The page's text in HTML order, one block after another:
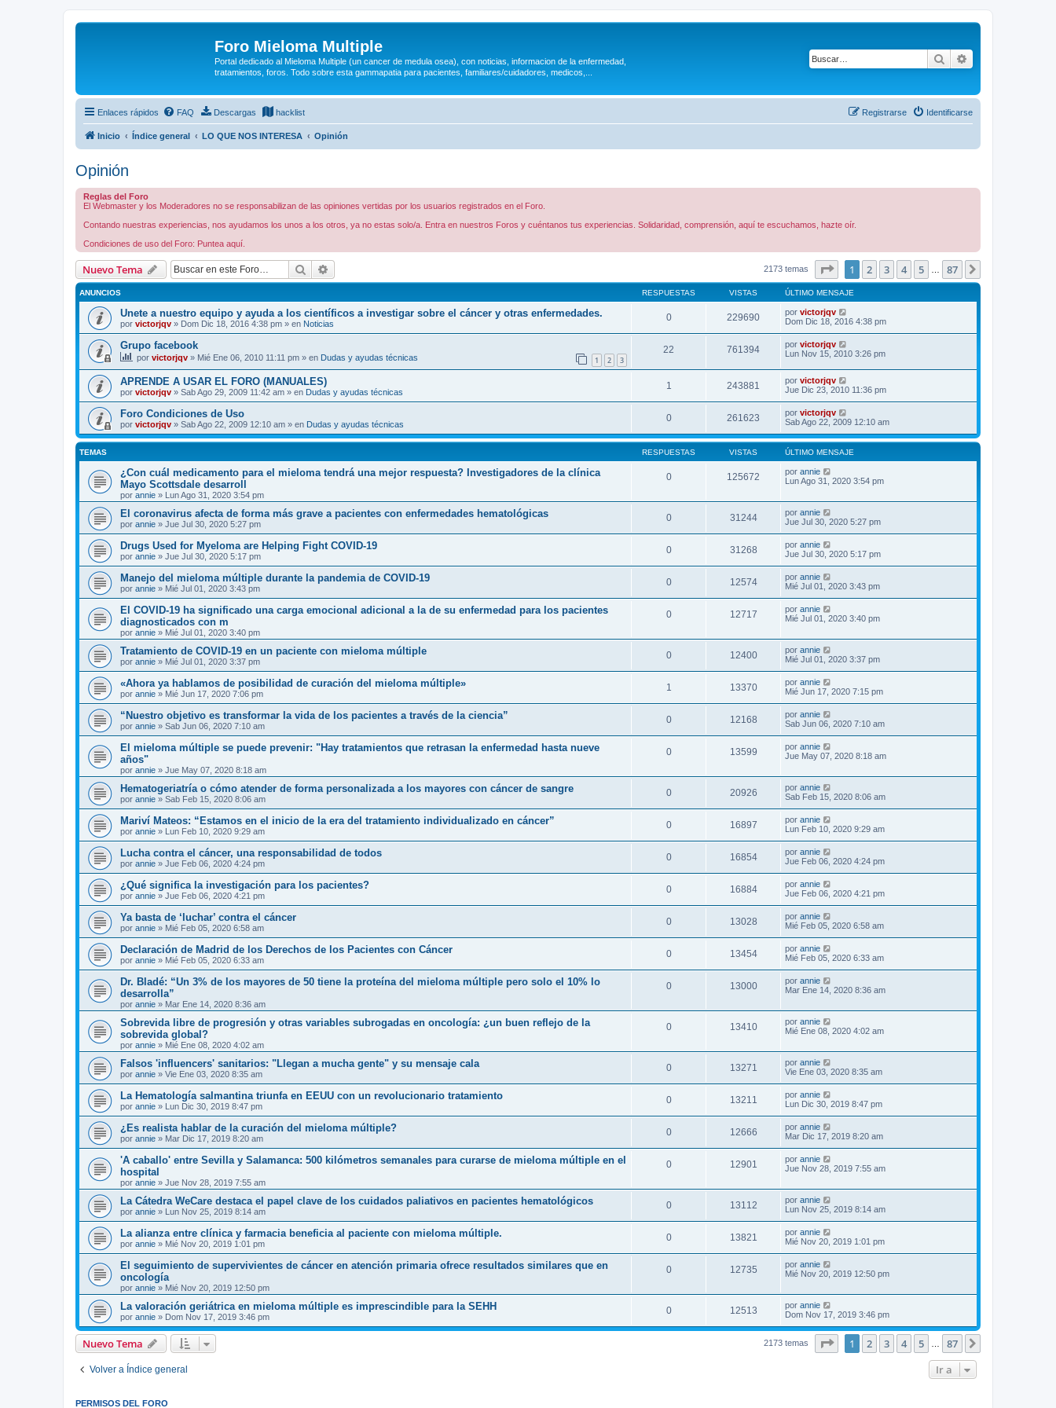
Foro Mieloma Multiple
Portal dedicado al Mieloma Multiple (un cancer de medula osea), con noticias, informacion de la enfermedad,
tratamientos, foros. Todo sobre esta gammapatia para pacientes, familiares/cuidadores, medicos,...
Buscar
Enlaces rápidos FAQ Descargas hacklist Identificarse
Registrarse
Inicio Índice general LO QUE NOS INTERESA Opinión
Opinión
Reglas del Foro
El Webmaster y los Moderadores no se responsabilizan de las opiniones vertidas por los usuarios registrados en el Foro.
Contando nuestras experiencias, nos ayudamos los unos a los otros, ya no estas solo/a. Entra en nuestros Foros y cuéntanos tus experiencias. Solidaridad, comprensión, aquí te escuchamos, hazte oír.
Condiciones de uso del Foro: Puntea aquí.
Nuevo Tema Buscar 2173 temas Página1 de 87
1 2 3 4 5 87
ANUNCIOS RESPUESTAS VISTAS ÚLTIMO MENSAJE
Unete a nuestro equipo y ayuda a los científicos a investigar sobre el cáncer y otras enfermedades.
por victorjqv » Dom Dic 18, 2016 4:38 pm » en Noticias
0 229690 por victorjqv
Dom Dic 18, 2016 4:38 pm
Grupo facebook
por victorjqv » Mié Ene 06, 2010 11:11 pm » en Dudas y ayudas técnicas 1 2 3
22 761394 por victorjqv
Lun Nov 15, 2010 3:26 pm
APRENDE A USAR EL FORO (MANUALES)
por victorjqv » Sab Ago 29, 2009 11:42 am » en Dudas y ayudas técnicas
1 243881 por victorjqv
Jue Dic 23, 2010 11:36 pm
Foro Condiciones de Uso
por victorjqv » Sab Ago 22, 2009 12:10 am » en Dudas y ayudas técnicas
0 261623 por victorjqv
Sab Ago 22, 2009 12:10 am
TEMAS RESPUESTAS VISTAS ÚLTIMO MENSAJE
¿Con cuál medicamento para el mieloma tendrá una mejor respuesta? Investigadores de la clínica
Mayo Scottsdale desarroll
por annie » Lun Ago 31, 2020 3:54 pm
0 125672 por annie
Lun Ago 31, 2020 3:54 pm
El coronavirus afecta de forma más grave a pacientes con enfermedades hematológicas
por annie » Jue Jul 30, 2020 5:27 pm
0 31244 por annie
Jue Jul 30, 2020 5:27 pm
Drugs Used for Myeloma are Helping Fight COVID-19
por annie » Jue Jul 30, 2020 5:17 pm
0 31268 por annie
Jue Jul 30, 2020 5:17 pm
Manejo del mieloma múltiple durante la pandemia de COVID-19
por annie » Mié Jul 01, 2020 3:43 pm
0 12574 por annie
Mié Jul 01, 2020 3:43 pm
El COVID-19 ha significado una carga emocional adicional a la de su enfermedad para los pacientes
diagnosticados con m
por annie » Mié Jul 01, 2020 3:40 pm
0 12717 por annie
Mié Jul 01, 2020 3:40 pm
Tratamiento de COVID-19 en un paciente con mieloma múltiple
por annie » Mié Jul 01, 2020 3:37 pm
0 12400 por annie
Mié Jul 01, 2020 3:37 pm
«Ahora ya hablamos de posibilidad de curación del mieloma múltiple»
por annie » Mié Jun 17, 2020 7:06 pm
1 13370 por annie
Mié Jun 17, 2020 7:15 pm
“Nuestro objetivo es transformar la vida de los pacientes a través de la ciencia”
por annie » Sab Jun 06, 2020 7:10 am
0 12168 por annie
Sab Jun 06, 2020 7:10 am
El mieloma múltiple se puede prevenir: "Hay tratamientos que retrasan la enfermedad hasta nueve
años"
por annie » Jue May 07, 2020 8:18 am
0 13599 por annie
Jue May 07, 2020 8:18 am
Hematogeriatría o cómo atender de forma personalizada a los mayores con cáncer de sangre
por annie » Sab Feb 15, 2020 8:06 am
0 20926 por annie
Sab Feb 15, 2020 8:06 am
Mariví Mateos: “Estamos en el inicio de la era del tratamiento individualizado en cáncer”
por annie » Lun Feb 10, 2020 9:29 am
0 16897 por annie
Lun Feb 10, 2020 9:29 am
Lucha contra el cáncer, una responsabilidad de todos
por annie » Jue Feb 06, 2020 4:24 pm
0 16854 por annie
Jue Feb 06, 2020 4:24 pm
¿Qué significa la investigación para los pacientes?
por annie » Jue Feb 06, 2020 4:21 pm
0 16884 por annie
Jue Feb 06, 2020 4:21 pm
Ya basta de ‘luchar’ contra el cáncer
por annie » Mié Feb 05, 2020 6:58 am
0 13028 por annie
Mié Feb 05, 2020 6:58 am
Declaración de Madrid de los Derechos de los Pacientes con Cáncer
por annie » Mié Feb 05, 2020 6:33 am
0 13454 por annie
Mié Feb 05, 2020 6:33 am
Dr. Bladé: “Un 3% de los mayores de 50 tiene la proteína del mieloma múltiple pero solo el 10% lo
desarrolla”
por annie » Mar Ene 14, 2020 8:36 am
0 13000 por annie
Mar Ene 14, 2020 8:36 am
Sobrevida libre de progresión y otras variables subrogadas en oncología: ¿un buen reflejo de la
sobrevida global?
por annie » Mié Ene 08, 2020 4:02 am
0 13410 por annie
Mié Ene 08, 2020 4:02 am
Falsos 'influencers' sanitarios: "Llegan a mucha gente" y su mensaje cala
por annie » Vie Ene 03, 2020 8:35 am
0 13271 por annie
Vie Ene 03, 2020 8:35 am
La Hematología salmantina triunfa en EEUU con un revolucionario tratamiento
por annie » Lun Dic 30, 2019 8:47 pm
0 13211 por annie
Lun Dic 30, 2019 8:47 pm
¿Es realista hablar de la curación del mieloma múltiple?
por annie » Mar Dic 17, 2019 8:20 am
0 12666 por annie
Mar Dic 17, 2019 8:20 am
'A caballo' entre Sevilla y Salamanca: 500 kilómetros semanales para curarse de mieloma múltiple en el
hospital
por annie » Jue Nov 28, 2019 7:55 am
0 12901 por annie
Jue Nov 28, 2019 7:55 am
La Cátedra WeCare destaca el papel clave de los cuidados paliativos en pacientes hematológicos
por annie » Lun Nov 25, 2019 8:14 am
0 13112 por annie
Lun Nov 25, 2019 8:14 am
La alianza entre clínica y farmacia beneficia al paciente con mieloma múltiple.
por annie » Mié Nov 20, 2019 1:01 pm
0 13821 por annie
Mié Nov 20, 2019 1:01 pm
El seguimiento de supervivientes de cáncer en atención primaria ofrece resultados similares que en
oncología
por annie » Mié Nov 20, 2019 12:50 pm
0 12735 por annie
Mié Nov 20, 2019 12:50 pm
La valoración geriátrica en mieloma múltiple es imprescindible para la SEHH
por annie » Dom Nov 17, 2019 3:46 pm
0 12513 por annie
Dom Nov 17, 2019 3:46 pm
Nuevo Tema 2173 temas Página1 de 87
1 2 3 4 5 87
Volver a Índice general Ir a
PERMISOS DEL FORO